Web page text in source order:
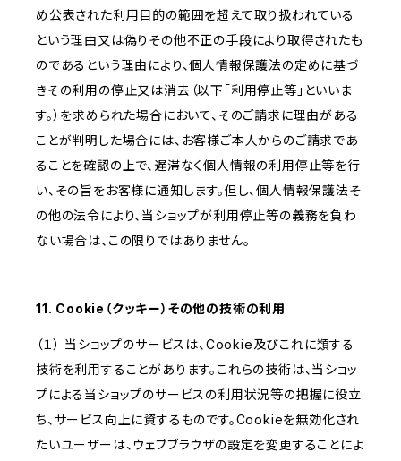
め公表された利用目的の範囲を超えて取り扱われている
という理由又は偽りその他不正の手段により取得されたも
のであるという理由により、個人情報保護法の定めに基づ
きその利用の停止又は消去（以下「利用停止等」といいま
す。）を求められた場合において、そのご請求に理由がある
ことが判明した場合には、お客様ご本人からのご請求であ
ることを確認の上で、遅滞なく個人情報の利用停止等を行
い、その旨をお客様に通知します。但し、個人情報保護法そ
の他の法令により、当ショップが利用停止等の義務を負わ
ない場合は、この限りではありません。
11. Cookie（クッキー）その他の技術の利用
（１） 当ショップのサービスは、Cookie及びこれに類する
技術を利用することがあります。これらの技術は、当ショッ
プによる当ショップのサービスの利用状況等の把握に役立
ち、サービス向上に資するものです。Cookieを無効化され
たいユーザーは、ウェブブラウザの設定を変更することによ